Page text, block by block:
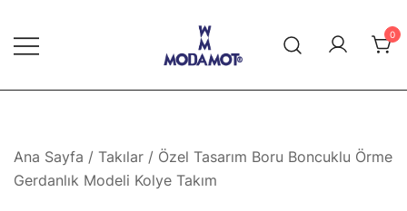
content
Modamot E-Ticaret
0
Ana Sayfa / Takılar / Özel Tasarım Boru Boncuklu Örme
Gerdanlık Modeli Kolye Takım